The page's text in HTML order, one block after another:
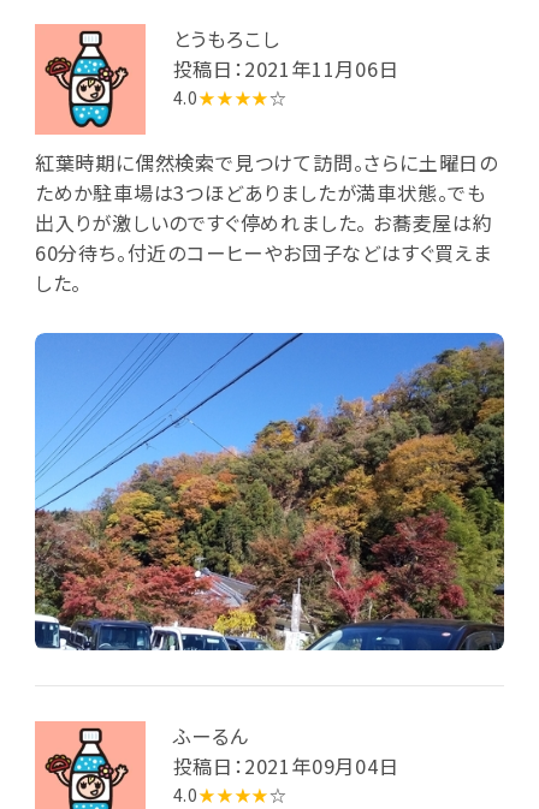
とうもろこし
投稿日：2021年11月06日
4.0★★★★☆
紅葉時期に偶然検索で見つけて訪問。さらに土曜日の
ためか駐車場は3つほどありましたが満車状態。でも
出入りが激しいのですぐ停めれました。 お蕎麦屋は約
60分待ち。付近のコーヒーやお団子などはすぐ買えま
した。
ふーるん
投稿日：2021年09月04日
4.0★★★★☆